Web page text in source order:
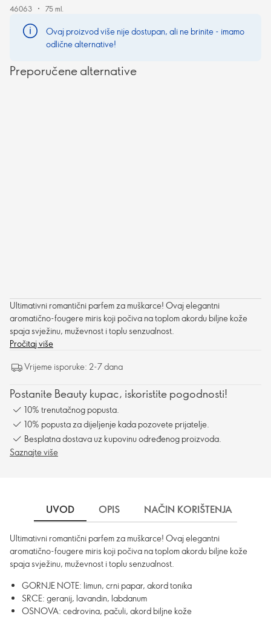
46063 75 ml.
Ovaj proizvod više nije dostupan, ali ne brinite - imamo
odlične alternative!
Preporučene alternative
Ultimativni romantični parfem za muškarce! Ovaj elegantni
aromatično-fougere miris koji počiva na toplom akordu biljne kože
spaja svježinu, muževnost i toplu senzualnost.
Pročitaj više
Vrijeme isporuke: 2-7 dana
Postanite Beauty kupac, iskoristite pogodnosti!
10% trenutačnog popusta.
10% popusta za dijeljenje kada pozovete prijatelje.
Besplatna dostava uz kupovinu određenog proizvoda.
Saznajte više
UVOD OPIS NAČIN KORIŠTENJA
Ultimativni romantični parfem za muškarce! Ovaj elegantni
aromatično-fougere miris koji počiva na toplom akordu biljne kože
spaja svježinu, muževnost i toplu senzualnost.
GORNJE NOTE: limun, crni papar, akord tonika
SRCE: geranij, lavandin, labdanum
OSNOVA: cedrovina, pačuli, akord biljne kože